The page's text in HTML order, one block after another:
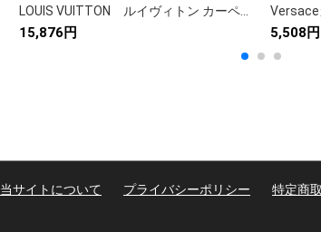
LOUIS VUITTON ルイヴィトン カーペット ブラウン モノグラム 目立つロゴ カーペットカバー ラグ マット
15,876円 5,508
当サイトについて プライバシーポリシー 特定商